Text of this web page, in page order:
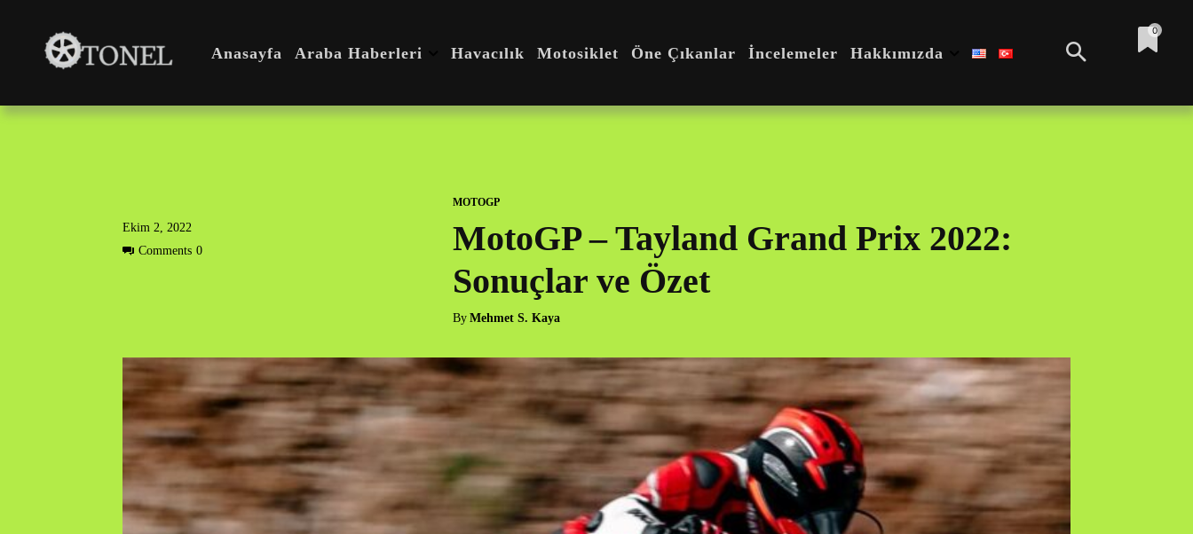
Anasayfa Araba Haberleri Havacılık Motosiklet Öne Çıkanlar İncelemeler Hakkımızda
0
Ekim 2, 2022
Comments 0
MOTOGP
MotoGP – Tayland Grand Prix 2022:
Sonuçlar ve Özet
By Mehmet S. Kaya